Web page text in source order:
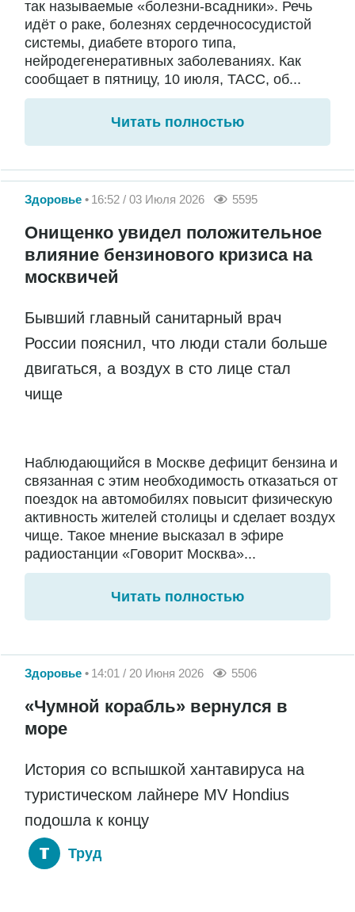
так называемые «болезни-всадники». Речь
идёт о раке, болезнях сердечнососудистой
системы, диабете второго типа,
нейродегенеративных заболеваниях. Как
сообщает в пятницу, 10 июля, ТАСС, об...
Читать полностью
Здоровье 16:52 / 03 Июля 2026 5595
Онищенко увидел положительное
влияние бензинового кризиса на
москвичей
Бывший главный санитарный врач
России пояснил, что люди стали больше
двигаться, а воздух в сто лице стал
чище
Наблюдающийся в Москве дефицит бензина и
связанная с этим необходимость отказаться от
поездок на автомобилях повысит физическую
активность жителей столицы и сделает воздух
чище. Такое мнение высказал в эфире
радиостанции «Говорит Москва»...
Читать полностью
Здоровье 14:01 / 20 Июня 2026 5506
«Чумной корабль» вернулся в
море
История со вспышкой хантавируса на
туристическом лайнере MV Hondius
подошла к концу
Труд